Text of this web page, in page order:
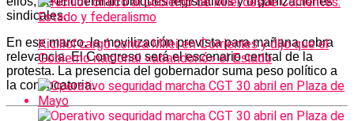
sindicales.
En ese marco, la movilización prevista para mañana cobra
relevancia. El Congreso será el escenario central de la
protesta. La presencia del gobernador suma peso político a
la convocatoria.
Kicillof cargó contra Milei en Corrientes y dijo que el
Gobierno nacional «abandonó» el Estado